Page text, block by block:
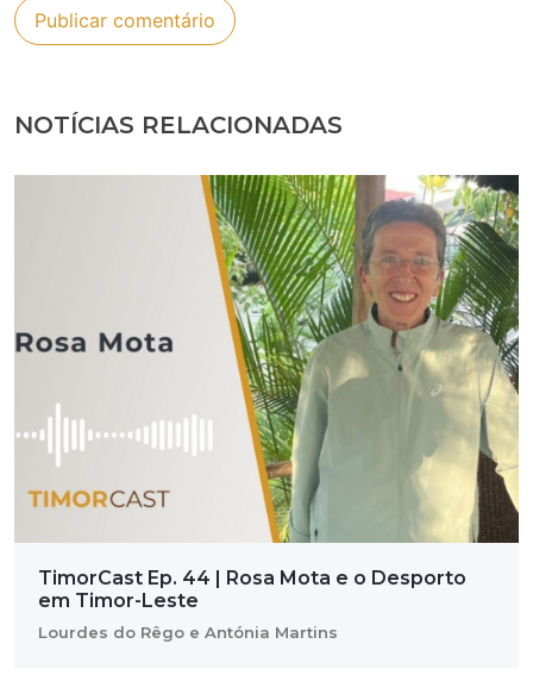
NOTÍCIAS RELACIONADAS
TimorCast Ep. 44 | Rosa Mota e o Desporto
em Timor-Leste
Lourdes do Rêgo e Antónia Martins